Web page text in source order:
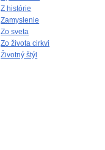
Z histórie
Zamyslenie
Zo sveta
Zo života cirkvi
Životný štýl